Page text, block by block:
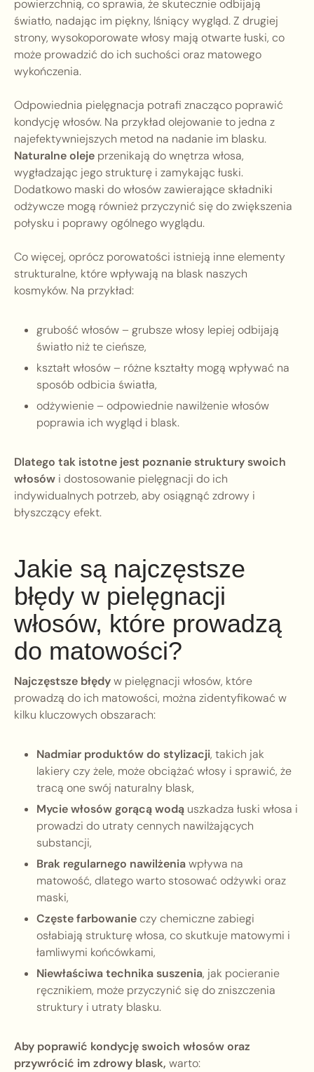
powierzchnią, co sprawia, że skutecznie odbijają
światło, nadając im piękny, lśniący wygląd. Z drugiej
strony, wysokoporowate włosy mają otwarte łuski, co
może prowadzić do ich suchości oraz matowego
wykończenia.
Odpowiednia pielęgnacja potrafi znacząco poprawić
kondycję włosów. Na przykład olejowanie to jedna z
najefektywniejszych metod na nadanie im blasku.
Naturalne oleje przenikają do wnętrza włosa,
wygładzając jego strukturę i zamykając łuski.
Dodatkowo maski do włosów zawierające składniki
odżywcze mogą również przyczynić się do zwiększenia
połysku i poprawy ogólnego wyglądu.
Co więcej, oprócz porowatości istnieją inne elementy
strukturalne, które wpływają na blask naszych
kosmyków. Na przykład:
grubość włosów – grubsze włosy lepiej odbijają
światło niż te cieńsze,
kształt włosów – różne kształty mogą wpływać na
sposób odbicia światła,
odżywienie – odpowiednie nawilżenie włosów
poprawia ich wygląd i blask.
Dlatego tak istotne jest poznanie struktury swoich
włosów i dostosowanie pielęgnacji do ich
indywidualnych potrzeb, aby osiągnąć zdrowy i
błyszczący efekt.
Jakie są najczęstsze
błędy w pielęgnacji
włosów, które prowadzą
do matowości?
Najczęstsze błędyw pielęgnacji włosów, które
prowadzą do ich matowości, można zidentyfikować w
kilku kluczowych obszarach:
Nadmiar produktów do stylizacji, takich jak
lakiery czy żele, może obciążać włosy i sprawić, że
tracą one swój naturalny blask,
Mycie włosów gorącą wodą uszkadza łuski włosa i
prowadzi do utraty cennych nawilżających
substancji,
Brak regularnego nawilżeniawpływa na
matowość, dlatego warto stosować odżywki oraz
maski,
Częste farbowanieczy chemiczne zabiegi
osłabiają strukturę włosa, co skutkuje matowymi i
łamliwymi końcówkami,
Niewłaściwa technika suszenia, jak pocieranie
ręcznikiem, może przyczynić się do zniszczenia
struktury i utraty blasku.
Aby poprawić kondycję swoich włosów oraz
przywrócić im zdrowy blask, warto: